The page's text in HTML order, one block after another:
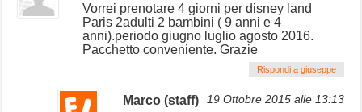
Vorrei prenotare 4 giorni per disney land
Paris 2adulti 2 bambini ( 9 anni e 4
anni).periodo giugno luglio agosto 2016.
Pacchetto conveniente. Grazie
Rispondi a giuseppe
Marco (staff) 19 Ottobre 2015 alle 13:13